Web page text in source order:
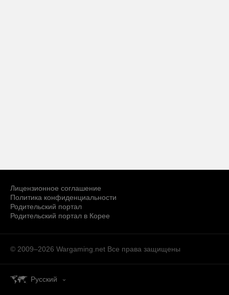
Лицензионное соглашение
Политика конфиденциальности
Родительский портал
Родительский портал в Корее
© 2009–2026 Wargaming.net Все права защищены
Русский